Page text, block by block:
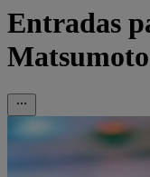
Entradas